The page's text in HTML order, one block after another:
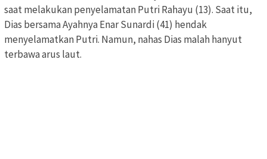
saat melakukan penyelamatan Putri Rahayu (13). Saat itu,
Dias bersama Ayahnya Enar Sunardi (41) hendak
menyelamatkan Putri. Namun, nahas Dias malah hanyut
terbawa arus laut.